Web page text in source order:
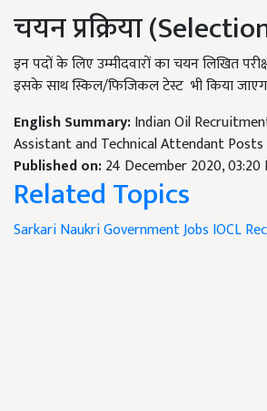
चयन प्रक्रिया
इन पदों के लिए उम्मीदवारों का चयन लिखित
इसके साथ स्किल/फिजिकल टेस्ट भी किया
English Summary:Indian Oil
Assistant and Technical Attendant Posts
Published on:24 December 2020, 03:20
Related Topics
Sarkari NaukriGovernment Jobs IOCL